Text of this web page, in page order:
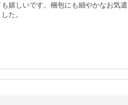
嬉しいです。梱包にも細やかなお気遣
た。